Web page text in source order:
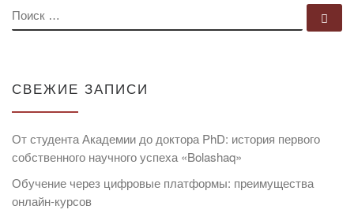
ПОИСК
СВЕЖИЕ ЗАПИСИ
От студента Академии до доктора PhD: история первого
собственного научного успеха «Bolashaq»
Обучение через цифровые платформы: преимущества
онлайн-курсов